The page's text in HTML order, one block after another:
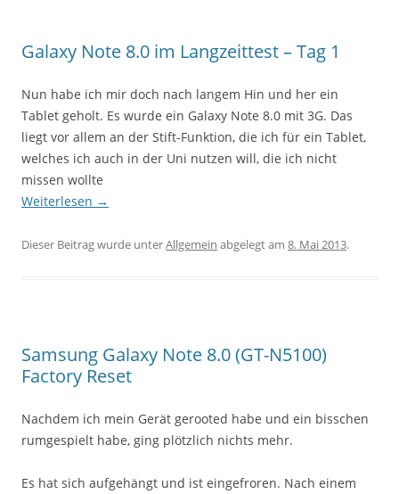
Galaxy Note 8.0 im Langzeittest – Tag 1
Nun habe ich mir doch nach langem Hin und her ein
Tablet geholt. Es wurde ein Galaxy Note 8.0 mit 3G. Das
liegt vor allem an der Stift-Funktion, die ich für ein Tablet,
welches ich auch in der Uni nutzen will, die ich nicht
missen wollte
Weiterlesen →
Dieser Beitrag wurde unterAllgemein abgelegt am 8. Mai 2013.
Samsung Galaxy Note 8.0 (GT-N5100)
Factory Reset
Nachdem ich mein Gerät gerooted habe und ein bisschen
rumgespielt habe, ging plötzlich nichts mehr.
Es hat sich aufgehängt und ist eingefroren. Nach einem